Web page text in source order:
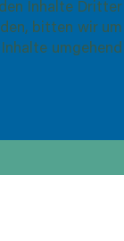
Inhalte Dritter
bitten wir um
umgehend